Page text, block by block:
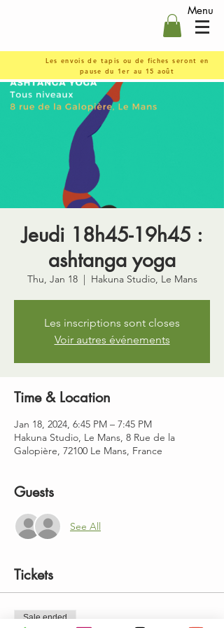
Menu
Les envois de tapis ou de fiches seront en
pause du 1er au 15 août
Jeudi 18h45-19h45 :
ashtanga yoga
Thu, Jan 18
  |
Hakuna Studio, Le Mans
Les inscriptions sont closes
Voir autres événements
Time & Location
Jan 18, 2024, 6:45 PM – 7:45 PM
Hakuna Studio, Le Mans, 8 Rue de la
Galopière, 72100 Le Mans, France
Guests
See All
Tickets
Sale ended